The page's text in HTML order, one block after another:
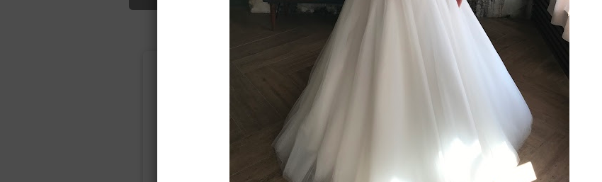
Подбор свадебного платья